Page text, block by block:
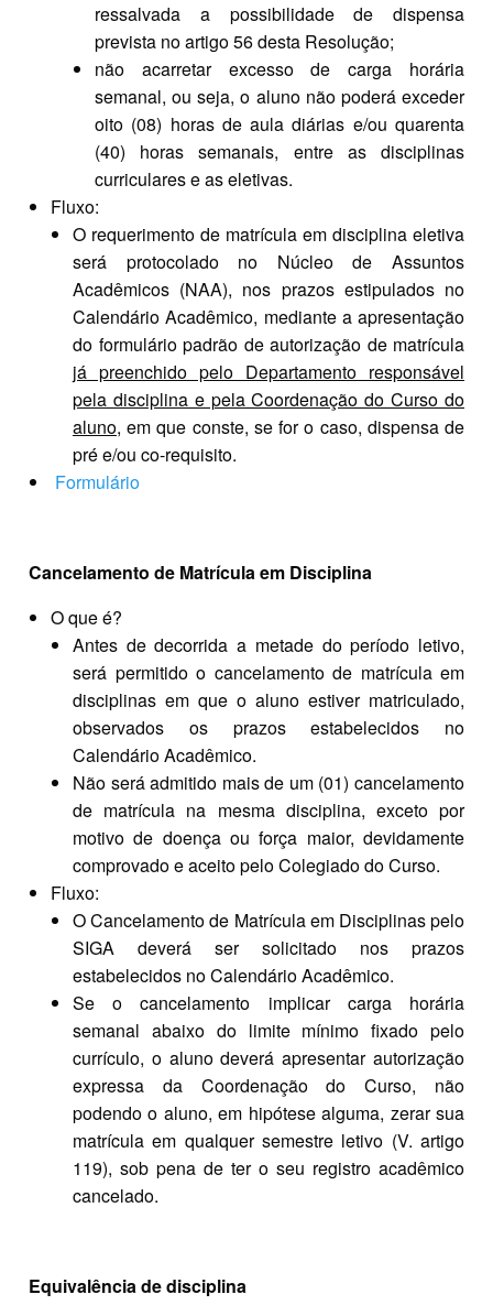
ressalvada a possibilidade de dispensa
prevista no artigo 56 desta Resolução;
não acarretar excesso de carga horária
semanal, ou seja, o aluno não poderá exceder
oito (08) horas de aula diárias e/ou quarenta
(40) horas semanais, entre as disciplinas
curriculares e as eletivas.
Fluxo:
O requerimento de matrícula em disciplina eletiva
será protocolado no Núcleo de Assuntos
Acadêmicos (NAA), nos prazos estipulados no
Calendário Acadêmico, mediante a apresentação
do formulário padrão de autorização de matrícula
já preenchido pelo Departamento responsável
pela disciplina e pela Coordenação do Curso do
aluno, em que conste, se for o caso, dispensa de
pré e/ou co-requisito.
Formulário
Cancelamento de Matrícula em Disciplina
O que é?
Antes de decorrida a metade do período letivo,
será permitido o cancelamento de matrícula em
disciplinas em que o aluno estiver matriculado,
observados os prazos estabelecidos no
Calendário Acadêmico.
Não será admitido mais de um (01) cancelamento
de matrícula na mesma disciplina, exceto por
motivo de doença ou força maior, devidamente
comprovado e aceito pelo Colegiado do Curso.
Fluxo:
O Cancelamento de Matrícula em Disciplinas pelo
SIGA deverá ser solicitado nos prazos
estabelecidos no Calendário Acadêmico.
Se o cancelamento implicar carga horária
semanal abaixo do limite mínimo fixado pelo
currículo, o aluno deverá apresentar autorização
expressa da Coordenação do Curso, não
podendo o aluno, em hipótese alguma, zerar sua
matrícula em qualquer semestre letivo (V. artigo
119), sob pena de ter o seu registro acadêmico
cancelado.
Equivalência de disciplina